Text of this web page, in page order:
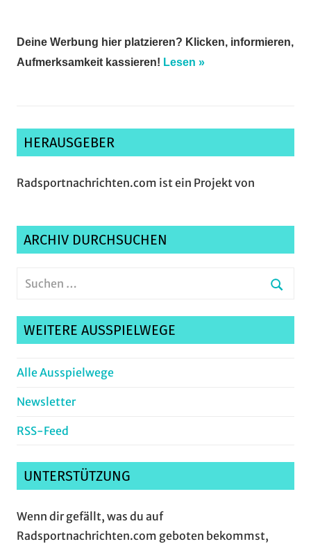
Deine Werbung hier platzieren? Klicken, informieren,
Aufmerksamkeit kassieren! Lesen »
HERAUSGEBER
Radsportnachrichten.com ist ein Projekt von
ARCHIV DURCHSUCHEN
Suchen
WEITERE AUSSPIELWEGE
Alle Ausspielwege
Newsletter
RSS-Feed
UNTERSTÜTZUNG
Wenn dir gefällt, was du auf
Radsportnachrichten.com geboten bekommst,